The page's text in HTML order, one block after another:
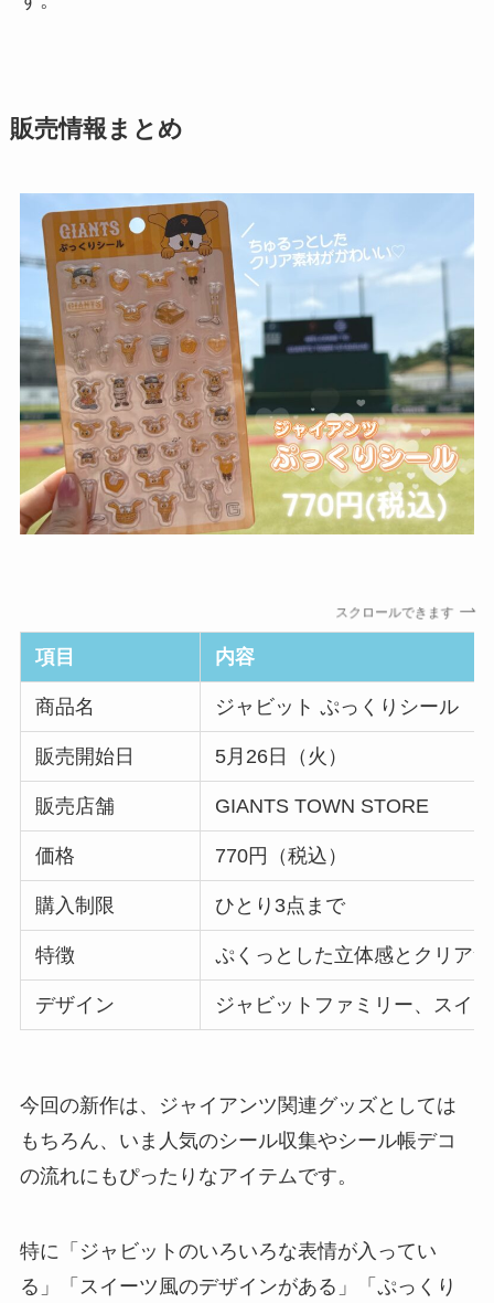
販売情報まとめ
スクロールできます
項目 内容
商品名 ジャビット ぷっくりシール
販売開始日 5月26日（火）
販売店舗 GIANTS TOWN STORE
価格 770円（税込）
購入制限 ひとり3点まで
特徴 ぷくっとした立体感とクリア
デザイン ジャビットファミリー、スイ
今回の新作は、ジャイアンツ関連グッズとしては
もちろん、いま人気のシール収集やシール帳デコ
の流れにもぴったりなアイテムです。
特に「ジャビットのいろいろな表情が入ってい
る」「スイーツ風のデザインがある」「ぷっくり